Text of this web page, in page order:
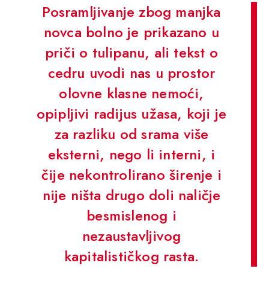
Posramljivanje zbog manjka
novca bolno je prikazano u
priči o tulipanu, ali tekst o
cedru uvodi nas u prostor
olovne klasne nemoći,
opipljivi radijus užasa, koji je
za razliku od srama više
eksterni, nego li interni, i
čije nekontrolirano širenje i
nije ništa drugo doli naličje
besmislenog i
nezaustavljivog
kapitalističkog rasta.